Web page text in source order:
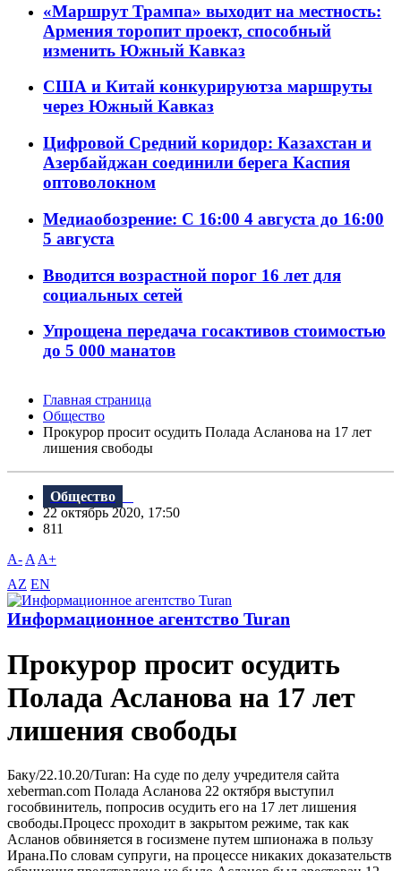
«Маршрут Трампа» выходит на местность:
Армения торопит проект, способный
изменить Южный Кавказ
США и Китай конкурируютза маршруты
через Южный Кавказ
Цифровой Средний коридор: Казахстан и
Азербайджан соединили берега Каспия
оптоволокном
Медиаобозрение: С 16:00 4 августа до 16:00
5 августа
Вводится возрастной порог 16 лет для
социальных сетей
Упрощена передача госактивов стоимостью
до 5 000 манатов
Главная страница
Общество
Прокурор просит осудить Полада Асланова на 17 лет
лишения свободы
Общество
22 октябрь 2020, 17:50
811
A- A A+
AZ EN
Информационное агентство Turan
Прокурор просит осудить
Полада Асланова на 17 лет
лишения свободы
Баку/22.10.20/Turan: На суде по делу учредителя сайта
xeberman.com Полада Асланова 22 октября выступил
гособвинитель, попросив осудить его на 17 лет лишения
свободы.Процесс проходит в закрытом режиме, так как
Асланов обвиняется в госизмене путем шпионажа в пользу
Ирана.По словам супруги, на процессе никаких доказательств